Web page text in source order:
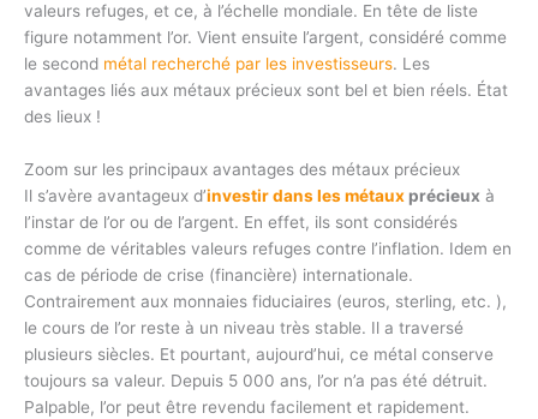
valeurs refuges, et ce, à l’échelle mondiale. En tête de liste
figure notamment l’or. Vient ensuite l’argent, considéré comme
le second métal recherché par les investisseurs. Les
avantages liés aux métaux précieux sont bel et bien réels. État
des lieux !
Zoom sur les principaux avantages des métaux précieux
Il s’avère avantageux d’investir dans les métaux précieux à
l’instar de l’or ou de l’argent. En effet, ils sont considérés
comme de véritables valeurs refuges contre l’inflation. Idem en
cas de période de crise (financière) internationale.
Contrairement aux monnaies fiduciaires (euros, sterling, etc. ),
le cours de l’or reste à un niveau très stable. Il a traversé
plusieurs siècles. Et pourtant, aujourd’hui, ce métal conserve
toujours sa valeur. Depuis 5 000 ans, l’or n’a pas été détruit.
Palpable, l’or peut être revendu facilement et rapidement.